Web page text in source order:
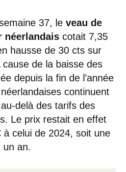
37, le veau de
néerlandais cotait 7,35
hausse de 30 cts sur
de la baisse des
depuis la fin de l’année
continuent
delà des tarifs des
Le prix restait en effet
celui de 2024, soit une
un an.